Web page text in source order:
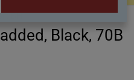
BH
Black, 70B